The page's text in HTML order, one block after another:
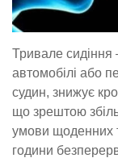
Тривале сидіння
автомобілі або
судин, знижує
що зрештою
умови щоденних
години